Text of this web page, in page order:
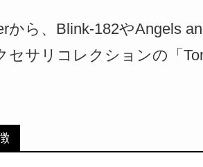
から、Blink-182やAngels
セサリコレクションの「